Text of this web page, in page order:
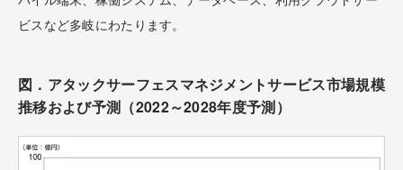
ビスなど多岐にわたります。
図．アタックサーフェスマネジメントサービス市場規模
推移および予測（2022～2028年度予測）